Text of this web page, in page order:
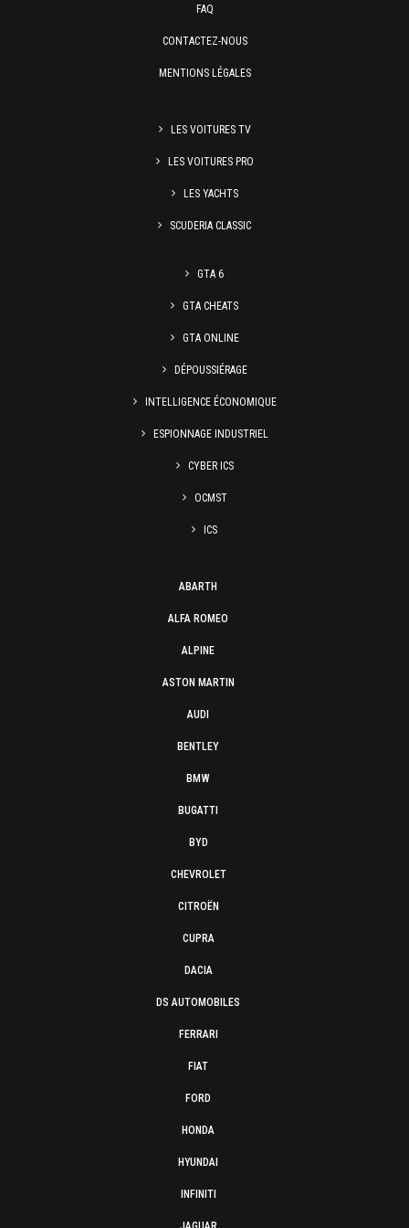
FAQ
CONTACTEZ-NOUS
MENTIONS LÉGALES
LES VOITURES TV
LES VOITURES PRO
LES YACHTS
SCUDERIA CLASSIC
GTA 6
GTA CHEATS
GTA ONLINE
DÉPOUSSIÉRAGE
INTELLIGENCE ÉCONOMIQUE
ESPIONNAGE INDUSTRIEL
CYBER ICS
OCMST
ICS
ABARTH
ALFA ROMEO
ALPINE
ASTON MARTIN
AUDI
BENTLEY
BMW
BUGATTI
BYD
CHEVROLET
CITROËN
CUPRA
DACIA
DS AUTOMOBILES
FERRARI
FIAT
FORD
HONDA
HYUNDAI
INFINITI